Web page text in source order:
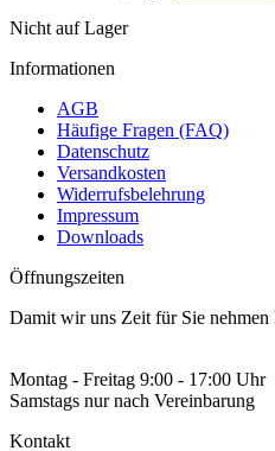
Nicht auf Lager
Informationen
AGB
Häufige Fragen (FAQ)
Datenschutz
Versandkosten
Widerrufsbelehrung
Impressum
Downloads
Öffnungszeiten
Damit wir uns Zeit für Sie
Montag - Freitag 9:00 - 17:00 Uhr
Samstags nur nach Vereinbarung
Kontakt